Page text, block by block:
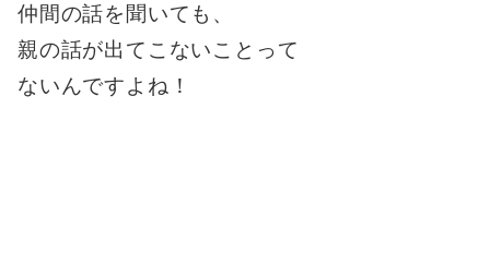
仲間の話を聞いても、
親の話が出てこないことって
ないんですよね！